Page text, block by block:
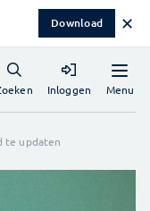
Download ✕
Menu
Inloggen
te updaten